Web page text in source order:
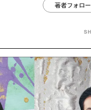
著者フォロー